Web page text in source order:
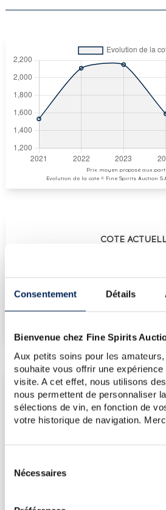
Consentement Détails
Bienvenue chez Fine Spirits
Aux petits soins pour les
souhaite vous offrir une
visite. A cet effet, nous utilisons
nous permettent de personnaliser
sélections de vin, en fonction de
votre historique de navigation.
Nécessaires
Prix moyen proposé aux
Evolution de la cote © Fine Spirits Auction
COTE
1 252€ (plus
LES DERNIÈRES
17/07/2026
12/06/2026